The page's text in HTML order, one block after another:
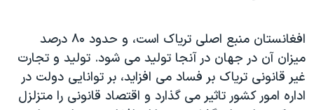
جهش
به
جستجو
ورزشی
گزیده‌ها
ویژه برنامه‌ها
جام جهانی ۲۰۲۶
عملیات خشم حماسی
فرکانس‌های صدای آمریکا
پخش رادیویی
یادگیری زبان انگلیسی
افغانستان منبع اصلی تریاک است، و حدود ۸۰ درصد
میزان آن در جهان در آنجا تولید می شود. تولید و تجارت
غیر قانونی تریاک بر فساد می افزاید، بر توانایی دولت در
اداره امور کشور تاثیر می گذارد و اقتصاد قانونی را متزلزل